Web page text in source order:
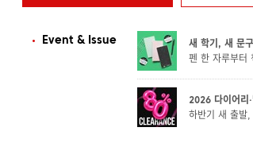
Event & Issue 새 학기, 새 문구
펜 한 자루부터
2026 다이어리
하반기 새 출